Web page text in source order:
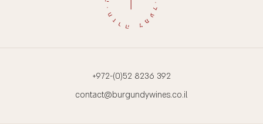
+972-(0)52 8236 392
contact@burgundywines.co.il